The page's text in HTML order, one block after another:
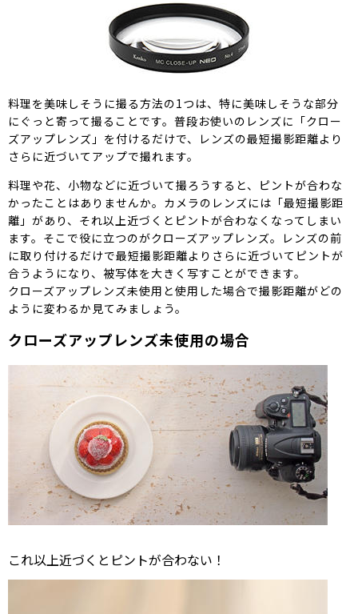
料理を美味しそうに撮る方法の1つは、特に美味しそうな部分
にぐっと寄って撮ることです。普段お使いのレンズに「クロー
ズアップレンズ」を付けるだけで、レンズの最短撮影距離より
さらに近づいてアップで撮れます。
料理や花、小物などに近づいて撮ろうすると、ピントが合わな
かったことはありませんか。カメラのレンズには「最短撮影距
離」があり、それ以上近づくとピントが合わなくなってしまい
ます。そこで役に立つのがクローズアップレンズ。レンズの前
に取り付けるだけで最短撮影距離よりさらに近づいてピントが
合うようになり、被写体を大きく写すことができます。
クローズアップレンズ未使用と使用した場合で撮影距離がどの
ように変わるか見てみましょう。
クローズアップレンズ未使用の場合
これ以上近づくとピントが合わない！